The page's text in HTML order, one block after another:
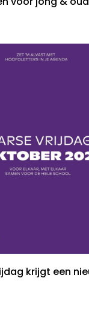
krijgt een